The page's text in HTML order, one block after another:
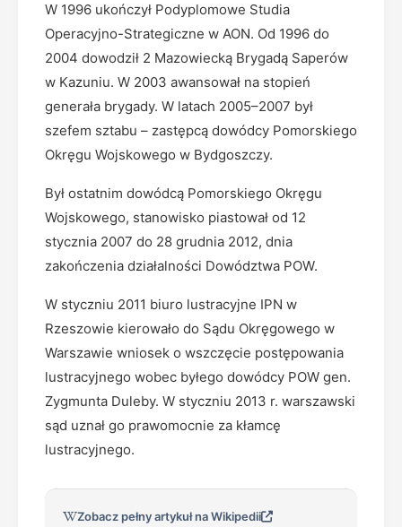
W 1996 ukończył Podyplomowe Studia
Operacyjno-Strategiczne w AON. Od 1996 do
2004 dowodził 2 Mazowiecką Brygadą Saperów
w Kazuniu. W 2003 awansował na stopień
generała brygady. W latach 2005–2007 był
szefem sztabu – zastępcą dowódcy Pomorskiego
Okręgu Wojskowego w Bydgoszczy.
Był ostatnim dowódcą Pomorskiego Okręgu
Wojskowego, stanowisko piastował od 12
stycznia 2007 do 28 grudnia 2012, dnia
zakończenia działalności Dowództwa POW.
W styczniu 2011 biuro lustracyjne IPN w
Rzeszowie kierowało do Sądu Okręgowego w
Warszawie wniosek o wszczęcie postępowania
lustracyjnego wobec byłego dowódcy POW gen.
Zygmunta Duleby. W styczniu 2013 r. warszawski
sąd uznał go prawomocnie za kłamcę
lustracyjnego.
Zobacz pełny artykuł na Wikipedii